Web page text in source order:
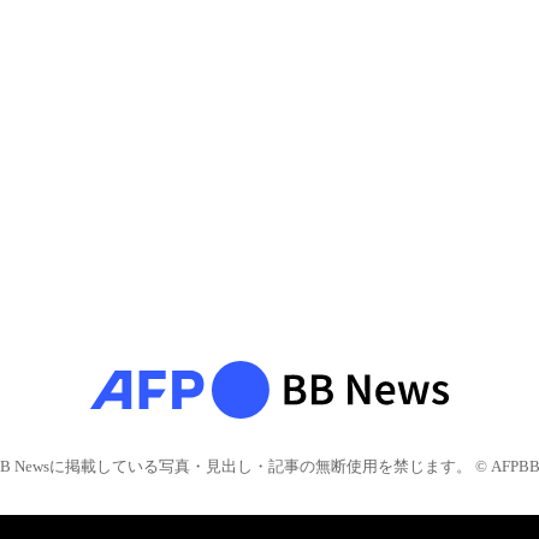
Newsに掲載している写真・見出し・記事の無断使用を禁じます。 © AFPBB